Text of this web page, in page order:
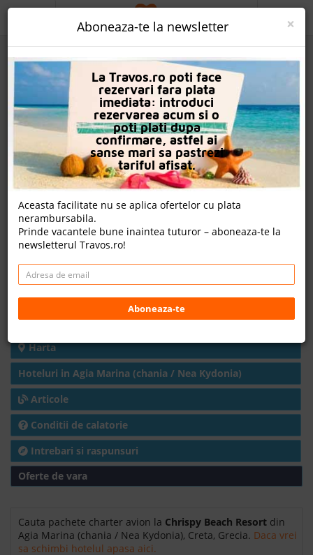
Chrispy Beach Resort
Agia Marina (chania / Nea Kydonia), Creta, Grecia
Agia Marina, PO Box 57 730 14 Platanias Chania, Crete
Greece
Distanta fata de plaja: 50m
Cazare
Charter avion
Detalii hotel
Harta
Hoteluri in Agia Marina (chania / Nea Kydonia)
Articole
Conditii de calatorie
Intrebari si raspunsuri
Oferte de vara
Cauta pachete charter avion la Chrispy Beach Resort din
Agia Marina (chania / Nea Kydonia), Creta, Grecia. Daca vrei
sa schimbi hotelul apasa aici.
PROMO
CAUTA REZERVARE
OFERTA PERSONALIZATA
DESPRE NOI
LOGIN
CAZARE
CHARTER AVION
CAZARE + AUTOCAR
CONTACT
+40 376 444 888
LEI EURO
×
Aboneaza-te la newsletter
La Travos.ro poti face
rezervari fara plata
imediata: introduci
rezervarea acum si o
poti plati dupa
confirmare, astfel ai
sanse mari sa pastrezi
tariful afisat.
Aceasta facilitate nu se aplica ofertelor cu plata
nerambursabila.
Prinde vacantele bune inaintea tuturor – aboneaza-te la
newsletterul Travos.ro!
Aboneaza-te